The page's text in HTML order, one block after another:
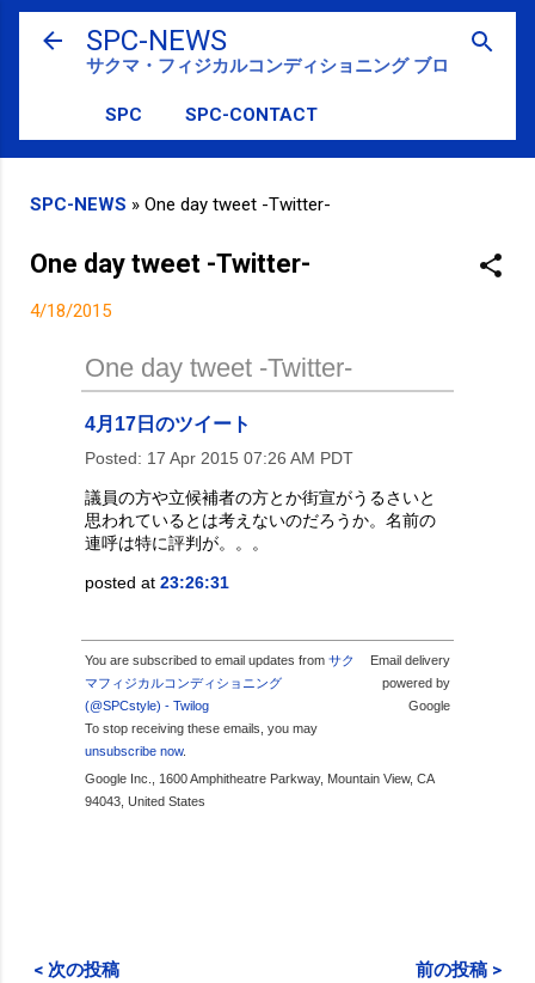
スキップしてメイン コンテンツに移動
SPC-NEWS
サクマ・フィジカルコンディショニング ブログ
SPC SPC-CONTACT
SPC-NEWS » One day tweet -Twitter-
One day tweet -Twitter-
4/18/2015
One day tweet -Twitter-
4月17日のツイート
Posted: 17 Apr 2015 07:26 AM PDT
議員の方や立候補者の方とか街宣がうるさいと
思われているとは考えないのだろうか。名前の
連呼は特に評判が。。。
posted at 23:26:31
You are subscribed to email updates from サク
マフィジカルコンディショニング
(@SPCstyle) - Twilog
To stop receiving these emails, you may
unsubscribe now.
Email delivery
powered by
Google
Google Inc., 1600 Amphitheatre Parkway, Mountain View, CA
94043, United States
< 次の投稿 前の投稿 >